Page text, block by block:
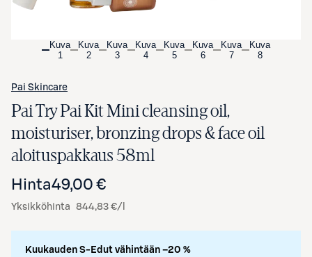
Kuva
1
Kuva
2
Kuva
3
Kuva
4
Kuva
5
Kuva
6
Kuva
7
Kuva
8
Pai Skincare
Pai Try Pai Kit Mini cleansing oil,
moisturiser, bronzing drops & face oil
aloituspakkaus 58ml
Hinta49,00 €
Yksikköhinta 844,83 €/l
Kuukauden S-Edut vähintään –20 %